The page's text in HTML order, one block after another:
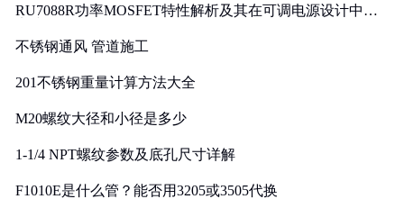
RU7088R功率MOSFET特性解析及其在可调电源设计中的
不锈钢通风 管道施工
201不锈钢重量计算方法大全
M20螺纹大径和小径是多少
1-1/4 NPT螺纹参数及底孔尺寸详解
F1010E是什么管？能否用3205或3505代换